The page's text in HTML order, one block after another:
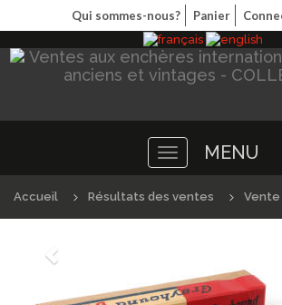
Qui sommes-nous? Panier
Toggle
navigation
MENU
Accueil Résultats des ventes Vente
Précédént